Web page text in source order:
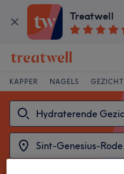
Treatwell
KAPPER NAGELS GEZICHT